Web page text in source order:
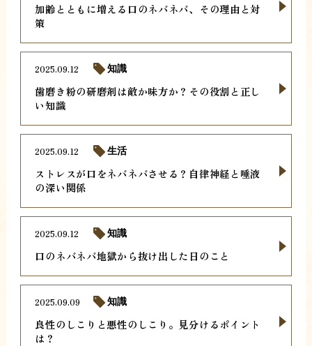
加齢とともに増える口のネバネバ、その理由と対
策
歯磨き粉の研磨剤は敵か味方か？その役割と正し
い知識
2025.09.12 知識
ストレスが口をネバネバさせる？自律神経と唾液
の深い関係
2025.09.12 生活
口のネバネバ地獄から抜け出した日のこと
2025.09.12 知識
良性のしこりと悪性のしこり。見分けるポイント
は？
2025.09.09 知識